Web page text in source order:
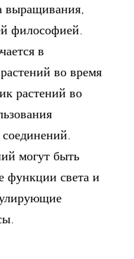
выращивания,
философией.
в
во время
растений во
могут быть
функции света и